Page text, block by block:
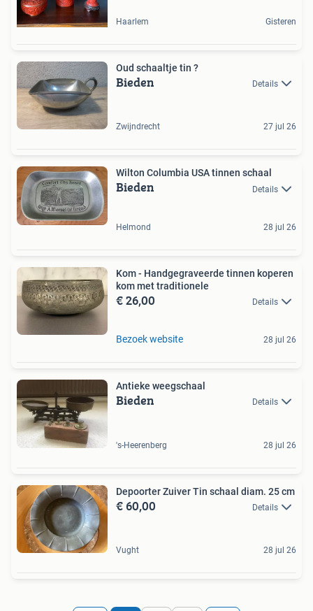
Haarlem Gisteren
Oud schaaltje tin ?
Bieden Details
Zwijndrecht 27 jul 26
Wilton Columbia USA tinnen schaal
Bieden Details
Helmond 28 jul 26
Kom - Handgegraveerde tinnen koperen
kom met traditionele
€ 26,00 Details
Bezoek website 28 jul 26
Antieke weegschaal
Bieden Details
's-Heerenberg 28 jul 26
Depoorter Zuiver Tin schaal diam. 25 cm
€ 60,00 Details
Vught 28 jul 26